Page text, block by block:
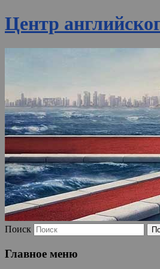
Центр
Поиск
Главное меню